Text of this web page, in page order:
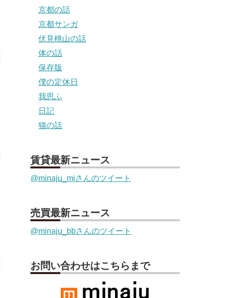
京都の話
京都サンガ
伏見桃山の話
体の話
保存版
僕の定休日
我思ふ
日記
猫の話
賃貸最新ニュース
@minaju_mjさんのツイート
売買最新ニュース
@minaju_bbさんのツイート
お問い合わせはこちらまで